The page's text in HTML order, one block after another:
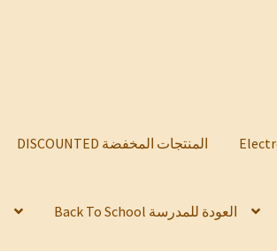
DISCOUNTED المنتجات المخفضة
Back To School العودة للمدرسة